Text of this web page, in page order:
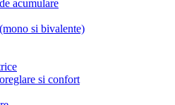
acumulare
si bivalente)
si confort